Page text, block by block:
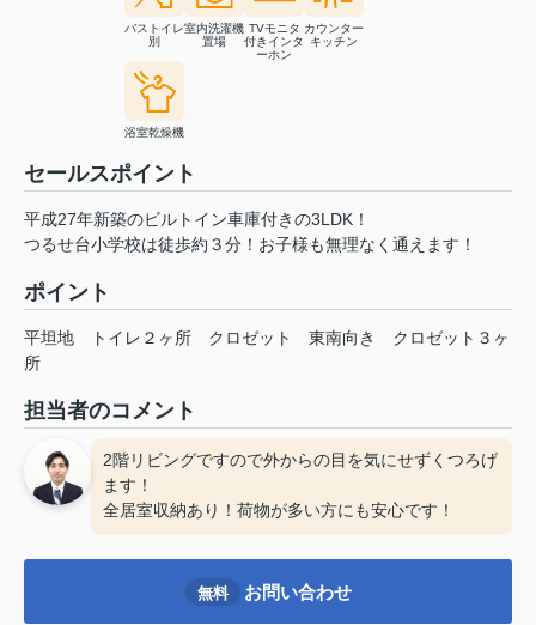
バストイレ
別
室内洗濯機
置場
TVモニタ
付きインタ
ーホン
カウンター
キッチン
浴室乾燥機
セールスポイント
平成27年新築のビルトイン車庫付きの3LDK！
つるせ台小学校は徒歩約３分！お子様も無理なく通えます！
ポイント
平坦地 トイレ２ヶ所 クロゼット 東南向き
クロゼット３ヶ
所
担当者のコメント
2階リビングですので外からの目を気にせずくつろげ
ます！
全居室収納あり！荷物が多い方にも安心です！
無料 お問い合わせ